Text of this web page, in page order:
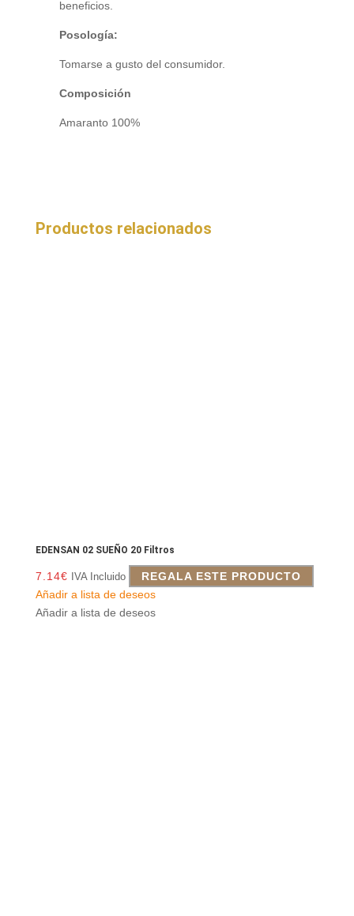
beneficios.
Posología:
Tomarse a gusto del consumidor.
Composición
Amaranto 100%
Productos relacionados
EDENSAN 02 SUEÑO 20 Filtros
7.14€ IVA Incluido
REGALA ESTE PRODUCTO
Añadir a lista de deseos
Añadir a lista de deseos